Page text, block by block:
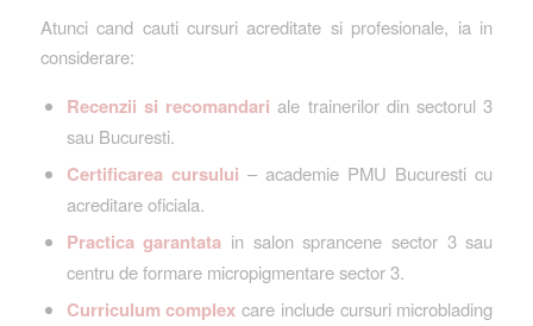
Atunci cand cauti cursuri acreditate si profesionale, ia in
considerare:
Recenzii si recomandari ale trainerilor din sectorul 3
sau Bucuresti.
Certificarea cursului – academie PMU Bucuresti cu
acreditare oficiala.
Practica garantata in salon sprancene sector 3 sau
centru de formare micropigmentare sector 3.
Curriculum complex care include cursuri microblading